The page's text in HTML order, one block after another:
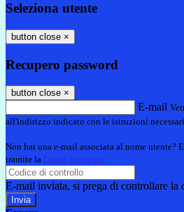
Seleziona utente
button close ×
Recupero password
button close ×
E-mail
all'indirizzo indicato con le istruzioni
Non hai una e-mail associata al nome utente?
tramite la Login Spaggiari
E-mail inviata, si prega di controllare la